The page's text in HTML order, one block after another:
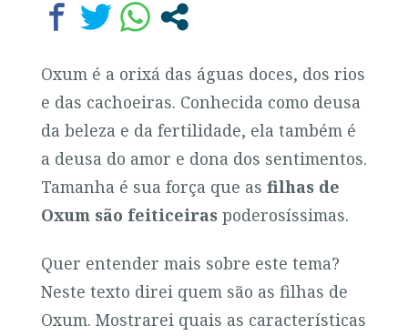
Oxum é a orixá das águas doces, dos rios
e das cachoeiras. Conhecida como deusa
da beleza e da fertilidade, ela também é
a deusa do amor e dona dos sentimentos.
Tamanha é sua força que as filhas de
Oxum são feiticeiraspoderosíssimas.
Quer entender mais sobre este tema?
Neste texto direi quem são as filhas de
Oxum. Mostrarei quais as características